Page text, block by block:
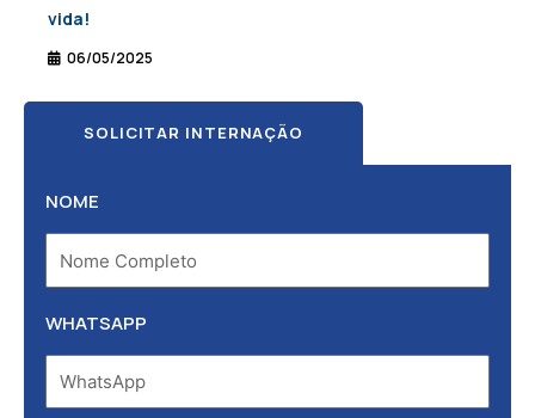
vida!
06/05/2025
SOLICITAR INTERNAÇÃO
NOME
WHATSAPP